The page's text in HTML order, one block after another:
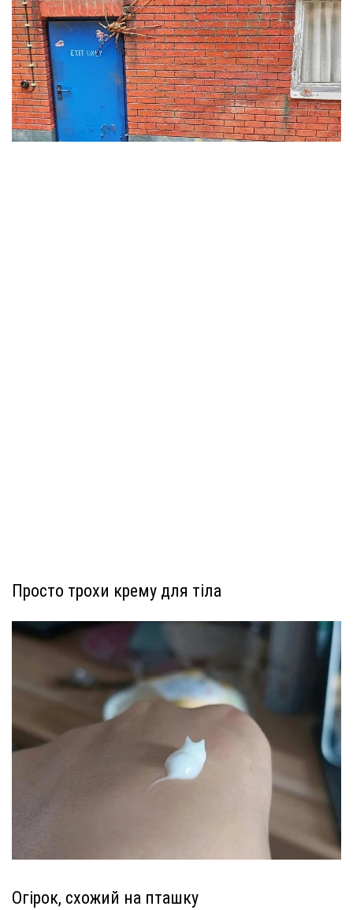
Просто трохи крему для тіла
Огірок, схожий на пташку